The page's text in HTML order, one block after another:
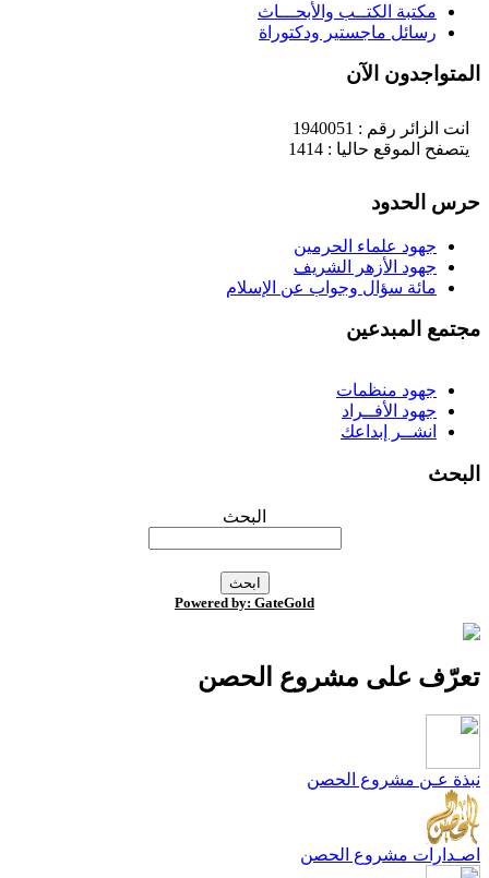
مكتبة الكتــب والأبحـــاث
رسائل ماجستير ودكتوراة
الآن
انت الزائر رقم : 1940051
يتصفح الموقع حاليا : 1414
الحدود
جهود علماء الحرمين
جهود الأزهر الشريف
مائة سؤال وجواب عن الإسلام
المبدعين
جهود منظمات
جهود الأفــراد
انشــر إبداعك
البحث
Powered by: GateGold
على مشروع الحصن
عـن مشروع الحصن
مشروع الحصن